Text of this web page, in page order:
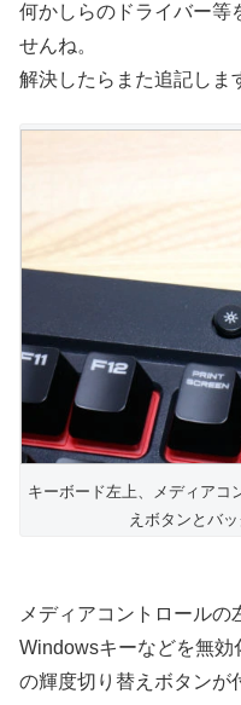
何かしらのドライバー等
せんね。
解決したらまた追記しま
キーボード左上、メディアコ
えボタンとバ
メディアコントロールの
Windowsキーなどを無効
の輝度切り替えボタンが